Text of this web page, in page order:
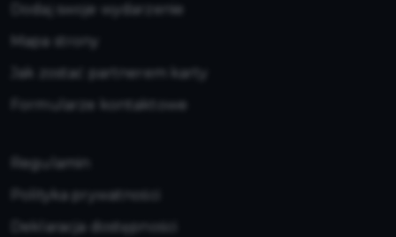
Dodaj swoje wydarzenie
Mapa strony
Jak zostać partnerem karty
Formularze kontaktowe
Regulamin
Polityka prywatności
Deklaracja dostępności